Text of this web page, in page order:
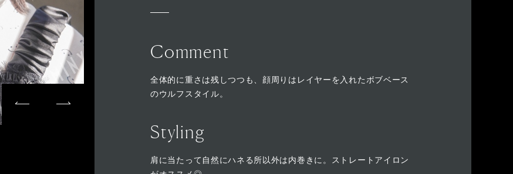
Comment
全体的に重さは残しつつも、顔周りはレイヤーを入れたボブベース
のウルフスタイル。
Styling
肩に当たって自然にハネる所以外は内巻きに。ストレートアイロン